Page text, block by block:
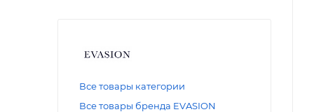
Все товары категории
Все товары бренда EVASION